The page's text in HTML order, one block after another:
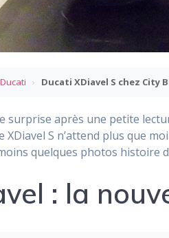
Ducati › Ducati XDiavel S chez City
surprise après une petite
XDiavel S n’attend plus que
quelques photos histoire
: la